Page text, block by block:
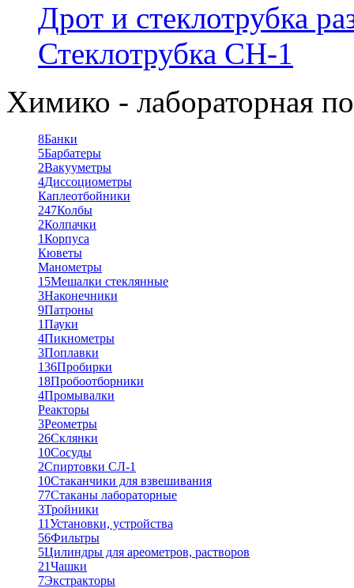
Дрот и стеклотрубка
Стеклотрубка СН-1
Химико - лабораторная
8Банки
5Барбатеры
2Вакууметры
4Диссоциометры
Каплеотбойники
247Колбы
2Колпачки
1Корпуса
Кюветы
Манометры
15Мешалки стеклянные
3Наконечники
9Патроны
1Пауки
4Пикнометры
3Поплавки
136Пробирки
18Пробоотборники
4Промывалки
Реакторы
3Реометры
26Склянки
10Сосуды
2Спиртовки СЛ-1
10Стаканчики для взвешивания
77Стаканы лабораторные
3Тройники
11Установки, устройства
56Фильтры
5Цилиндры для ареометров, растворов
21Чашки
7Экстракторы